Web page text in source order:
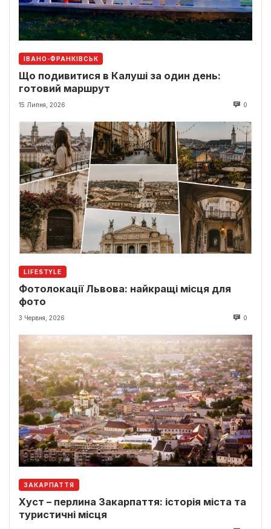
ІВАНО-ФРАНКІВСЬК
Що подивитися в Калуші за один день:
готовий маршрут
15 Липня, 2026 0
LIFESTYLE
Фотолокації Львова: найкращі місця для
фото
3 Червня, 2026 0
ЗАКАРПАТТЯ
Хуст – перлина Закарпаття: історія міста та
туристичні місця